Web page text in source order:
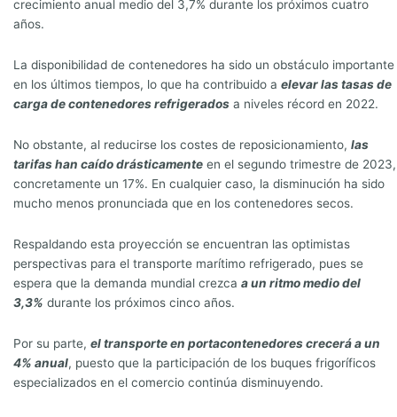
crecimiento anual medio del 3,7% durante los próximos cuatro
años.
La disponibilidad de contenedores ha sido un obstáculo importante
en los últimos tiempos, lo que ha contribuido a elevar las tasas de
carga de contenedoresrefrigerados a niveles récord en 2022.
No obstante, al reducirse los costes de reposicionamiento, las
tarifas han caído drásticamente en el segundo trimestre de 2023,
concretamente un 17%. En cualquier caso, la disminución ha sido
mucho menos pronunciada que en los contenedores secos.
Respaldando esta proyección se encuentran las optimistas
perspectivas para el transporte marítimo refrigerado, pues se
espera que la demanda mundial crezca a un ritmo medio del
3,3% durante los próximos cinco años.
Por su parte, el transporte en portacontenedores crecerá a un
4% anual, puesto que la participación de los buques frigoríficos
especializados en el comercio continúa disminuyendo.